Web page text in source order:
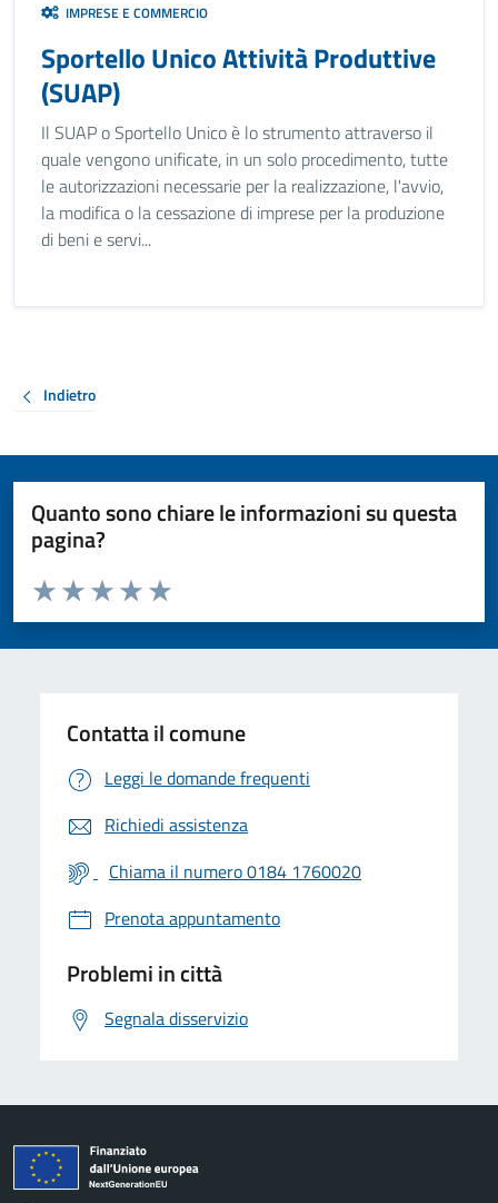
IMPRESE E COMMERCIO
Sportello Unico Attività Produttive
(SUAP)
Il SUAP o Sportello Unico è lo strumento attraverso il
quale vengono unificate, in un solo procedimento, tutte
le autorizzazioni necessarie per la realizzazione, l'avvio,
la modifica o la cessazione di imprese per la produzione
di beni e servi...
Indietro
Quanto sono chiare le informazioni su questa
pagina?
Valuta da 1 a 5 stelle la pagina
Valuta 5 stelle su 5
Valuta 4 stelle su 5
Valuta 3 stelle su 5
Valuta 2 stelle su 5
Valuta 1 stelle su 5
Contatta il comune
Leggi le domande frequenti
Richiedi assistenza
Chiama il numero 0184 1760020
Prenota appuntamento
Problemi in città
Segnala disservizio